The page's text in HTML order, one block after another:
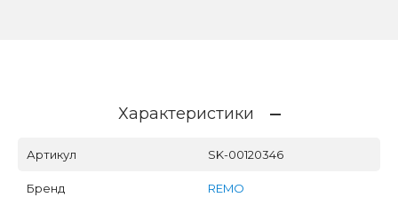
Характеристики
Артикул SK-00120346
Бренд REMO